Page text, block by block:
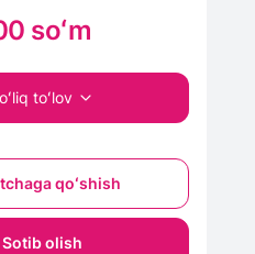
soʻm
toʻlov
qoʻshish
Sotib olish